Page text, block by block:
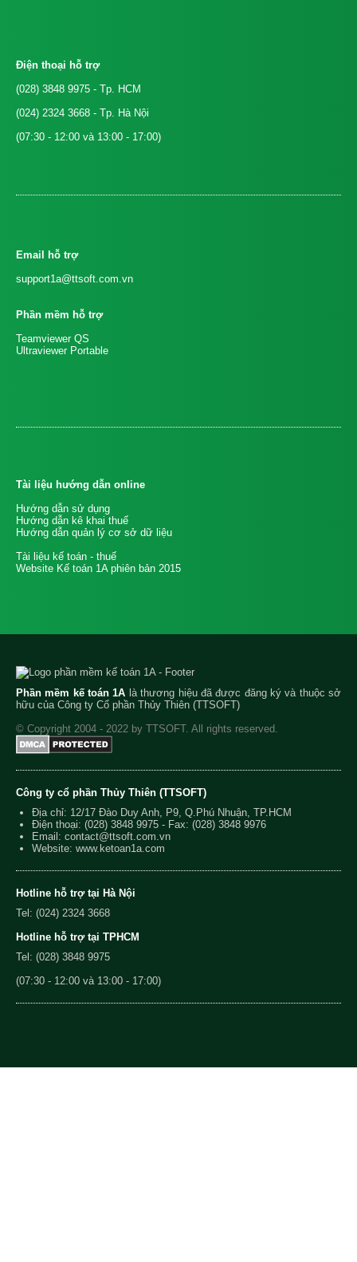
Điện thoại hỗ trợ
(028) 3848 9975 - Tp. HCM
(024) 2324 3668 - Tp. Hà Nội
(07:30 - 12:00 và 13:00 - 17:00)
Email hỗ trợ
support1a@ttsoft.com.vn
Phần mềm hỗ trợ
Teamviewer QS
Ultraviewer Portable
Tài liệu hướng dẫn online
Hướng dẫn sử dụng
Hướng dẫn kê khai thuế
Hướng dẫn quản lý cơ sở dữ liệu
Tài liệu kế toán - thuế
Website Kế toán 1A phiên bản 2015
Phần mềm kế toán 1A là thương hiệu đã được đăng ký và thuộc sở
hữu của Công ty Cổ phần Thủy Thiên (TTSOFT)
© Copyright 2004 - 2022 by TTSOFT. All rights reserved.
Công ty cổ phần Thủy Thiên (TTSOFT)
Địa chỉ: 12/17 Đào Duy Anh, P9, Q.Phú Nhuận, TP.HCM
Điện thoại: (028) 3848 9975 - Fax: (028) 3848 9976
Email: contact@ttsoft.com.vn
Website: www.ketoan1a.com
Hotline hỗ trợ tại Hà Nội
Tel: (024) 2324 3668
Hotline hỗ trợ tại TPHCM
Tel: (028) 3848 9975
(07:30 - 12:00 và 13:00 - 17:00)